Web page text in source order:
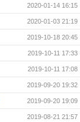
2020-01-14 16:15
2020-01-03 21:19
2019-10-18 20:45
2019-10-11 17:33
2019-10-11 17:08
2019-09-20 19:32
2019-09-20 19:09
2019-08-21 21:57